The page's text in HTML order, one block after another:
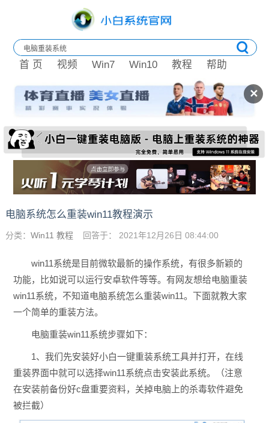
✕
首 页 视频 Win7 Win10 教程 帮助
电脑系统怎么重装win11教程演示
分类： Win11 教程 回答于： 2021年12月26日 08:44:00
win11系统是目前微软最新的操作系统，有很多新颖的
功能，比如说可以运行安卓软件等等。有网友想给电脑重装
win11系统，不知道电脑系统怎么重装win11。下面就教大家
一个简单的重装方法。
电脑重装win11系统步骤如下：
1、我们先安装好小白一键重装系统工具并打开，在线
重装界面中就可以选择win11系统点击安装此系统。（注意
在安装前备份好c盘重要资料，关掉电脑上的杀毒软件避免
被拦截）